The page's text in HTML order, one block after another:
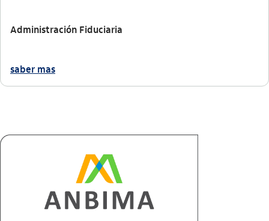
Administración Fiduciaria
saber mas